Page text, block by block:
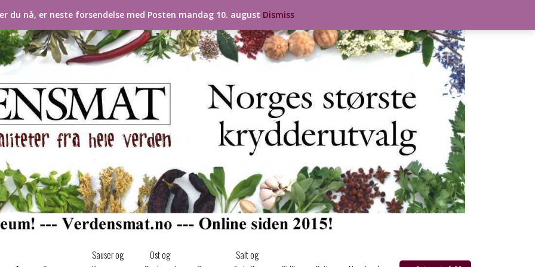
Sauser og
Ost og
Salt og
du nå, er neste forsendelse med Posten mandag 10. august Dismiss